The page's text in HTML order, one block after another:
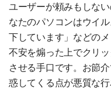
ユーザーが頼みもしな
なたのパソコンはウイ
下しています」などの
不安を煽った上でクリ
させる手口です。お節
惑してくる点が悪質な行